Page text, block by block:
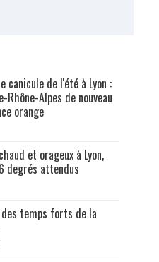
canicule de l'été à Lyon :
Rhône-Alpes de nouveau
orange
et orageux à Lyon,
degrés attendus
des temps forts de la